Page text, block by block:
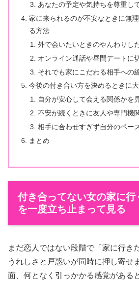
あなたの予定や気持ちを尊重し
家に来られるのが不安なときに無
る方法
外で会いたいときのやんわりし
オンライン通話や昼間デートに
それでも家にこだわる相手への
今後の付き合い方を決めるときに
自分が安心して会える関係かを
不安が続くときに友人や専門機
相手に合わせすぎず自分のペー
まとめ
付き合ってない女の家に行
を一度立ち止まって見る
まだ恋人ではない段階で「家に行き
うれしさと戸惑いが同時に押し寄せ
面、何となく引っかかる感覚がある